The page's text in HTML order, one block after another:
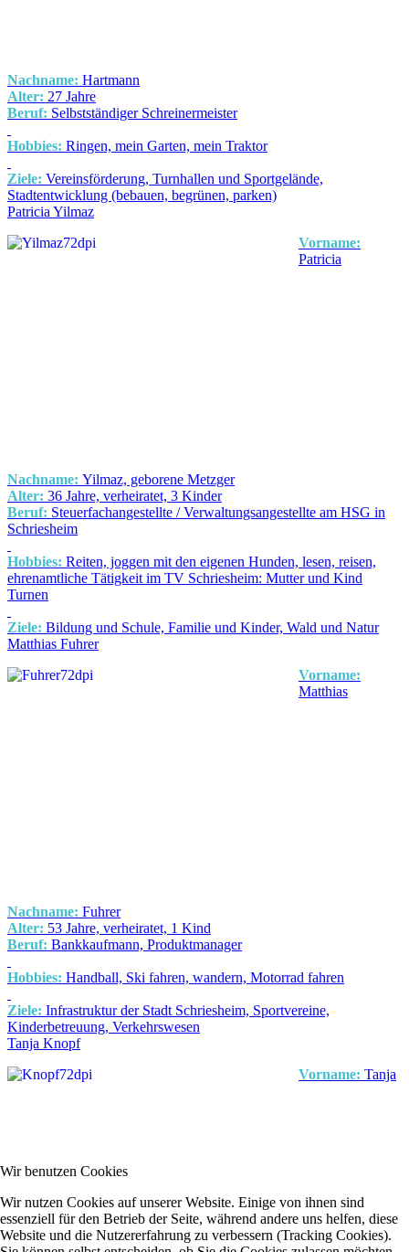
Nachname: Hartmann
Alter: 27 Jahre
Beruf: Selbstständiger Schreinermeister
Hobbies: Ringen, mein Garten, mein Traktor
Ziele: Vereinsförderung, Turnhallen und Sportgelände,
Stadtentwicklung (bebauen, begrünen, parken)
Patricia Yilmaz
Vorname:
Patricia
Nachname: Yilmaz, geborene Metzger
Alter: 36 Jahre, verheiratet, 3 Kinder
Beruf: Steuerfachangestellte / Verwaltungsangestellte am HSG in
Schriesheim
Hobbies: Reiten, joggen mit den eigenen Hunden, lesen, reisen,
ehrenamtliche Tätigkeit im TV Schriesheim: Mutter und Kind
Turnen
Ziele: Bildung und Schule, Familie und Kinder, Wald und Natur
Matthias Fuhrer
Vorname:
Matthias
Nachname: Fuhrer
Alter: 53 Jahre, verheiratet, 1 Kind
Beruf: Bankkaufmann, Produktmanager
Hobbies: Handball, Ski fahren, wandern, Motorrad fahren
Ziele: Infrastruktur der Stadt Schriesheim, Sportvereine,
Kinderbetreuung, Verkehrswesen
Tanja Knopf
Vorname: Tanja
Wir benutzen Cookies
Wir nutzen Cookies auf unserer Website. Einige von ihnen sind
essenziell für den Betrieb der Seite, während andere uns helfen, diese
Website und die Nutzererfahrung zu verbessern (Tracking Cookies).